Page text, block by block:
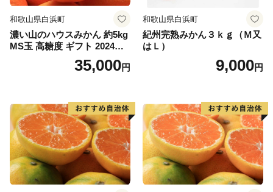
和歌山県白浜町
濃い山のハウスみかん 約5kg
MS玉 高糖度 ギフト 2024年7
35,000円
和歌山県白浜町
紀州完熟みかん３ｋｇ（Ｍ又
はＬ）
9,000円